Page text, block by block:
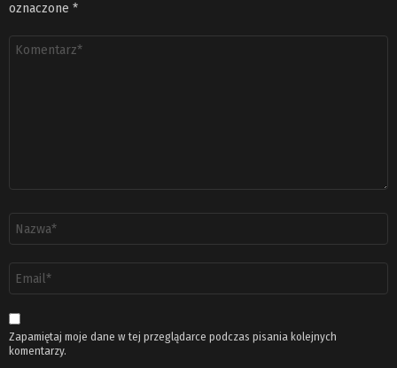
oznaczone *
Komentarz
email
*
Zapamiętaj moje dane w tej przeglądarce podczas pisania kolejnych
komentarzy.